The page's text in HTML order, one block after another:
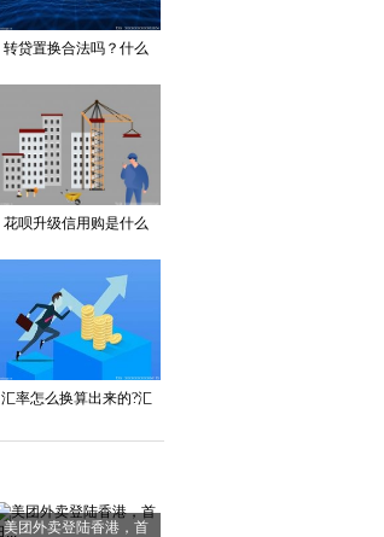
转贷置换合法吗？什么
贷...
花呗升级信用购是什么
意...
汇率怎么换算出来的?汇
美团外卖登陆香港，首